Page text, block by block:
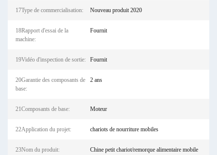
17Type de commercialisation: Nouveau produit 2020
18Rapport d'essai de la
machine:
Fournit
19Vidéo d'inspection de sortie: Fournit
20Garantie des composants de
base:
2 ans
21Composants de base: Moteur
22Application du projet: chariots de nourriture mobiles
23Nom du produit: Chine petit chariot/remorque alimentaire mobile